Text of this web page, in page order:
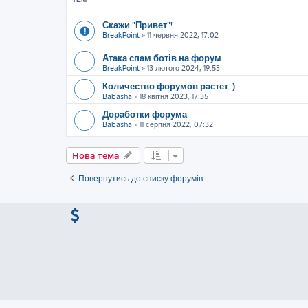
Скажи "Привет"!
BreakPoint » 11 червня 2022, 17:02
Атака спам ботів на форум
BreakPoint » 13 лютого 2024, 19:53
Количество форумов растет :)
Babasha » 18 квітня 2023, 17:35
Доработки форума
Babasha » 11 серпня 2022, 07:32
Нова тема
Повернутись до списку форумів